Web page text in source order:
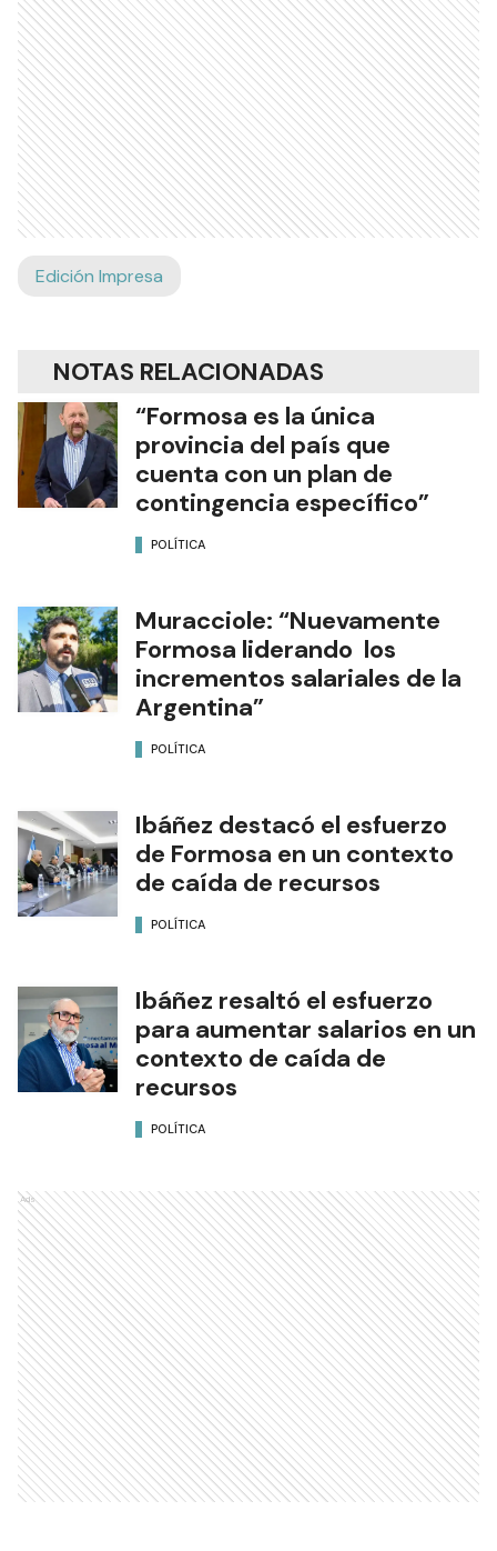
Edición Impresa
NOTAS RELACIONADAS
“Formosa es la única
provincia del país que
cuenta con un plan de
contingencia específico”
POLÍTICA
Muracciole: “Nuevamente
Formosa liderando los
incrementos salariales de la
Argentina”
POLÍTICA
Ibáñez destacó el esfuerzo
de Formosa en un contexto
de caída de recursos
POLÍTICA
Ibáñez resaltó el esfuerzo
para aumentar salarios en un
contexto de caída de
recursos
POLÍTICA
Ads